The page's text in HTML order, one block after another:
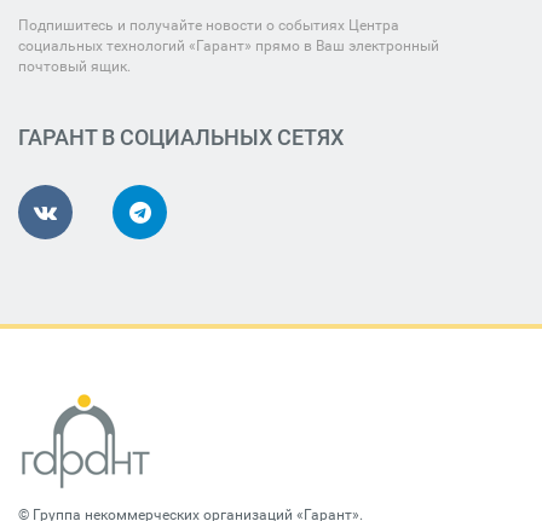
Подпишитесь и получайте новости о событиях Центра
социальных технологий «Гарант» прямо в Ваш электронный
почтовый ящик.
ГАРАНТ В СОЦИАЛЬНЫХ СЕТЯХ
© Группа некоммерческих организаций «Гарант».